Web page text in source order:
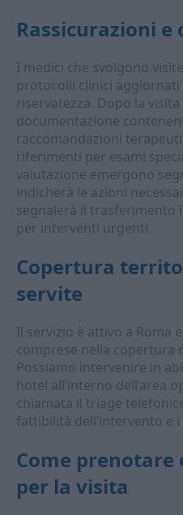
Rassicurazioni e
I medici che svolgono
protocolli clinici
riservatezza. Dopo la
documentazione
raccomandazioni
riferimenti per esami
valutazione emergono
indicherà le azioni
segnalerà il trasferimento
per interventi urgenti.
Copertura
servite
Il servizio è attivo a Roma
comprese nella copertura
Possiamo intervenire in
hotel all’interno dell’area
chiamata il triage
fattibilità dell’intervento e
Come prenotare
per la visita